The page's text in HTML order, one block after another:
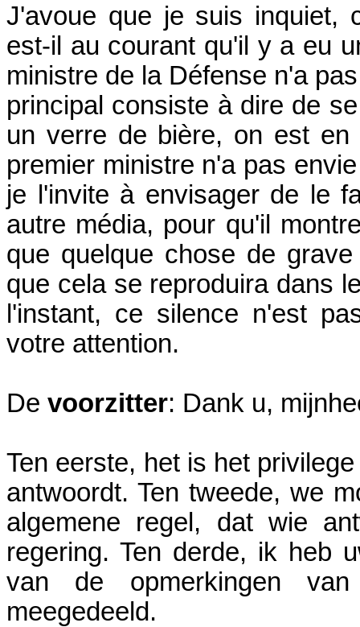
J'avoue que je suis inquiet,
est-il au courant qu'il y a eu
ministre de la Défense n'a
principal consiste à dire de
un verre de bière, on est
premier ministre n'a pas
je l'invite à envisager de le
autre média, pour qu'il
que quelque chose de
que cela se reproduira dans
l'instant, ce silence n'est
votre attention.
De voorzitter: Dank u,
Ten eerste, het is het
antwoordt. Ten tweede, we
algemene regel, dat wie
regering. Ten derde, ik heb
van de opmerkingen
meegedeeld.